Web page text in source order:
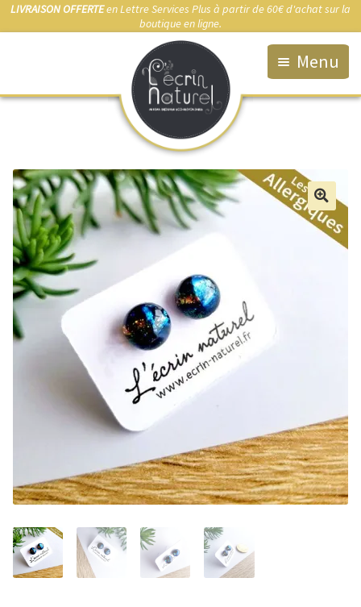
LIVRAISON OFFERTEen Lettre Services Plus à partir de 60€ d'achat sur la
boutique en ligne.
Menu
Accueil
La Boutique
Qui suis-je ?
Fabrication artisanale
Bijou sur-mesure
Marchés & Points de vente
Anti-allergies
Entretien de votre bijou
Votre Panier
Contact
🔍